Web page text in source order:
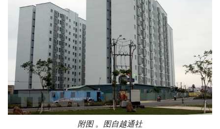
附图 。图自越通社